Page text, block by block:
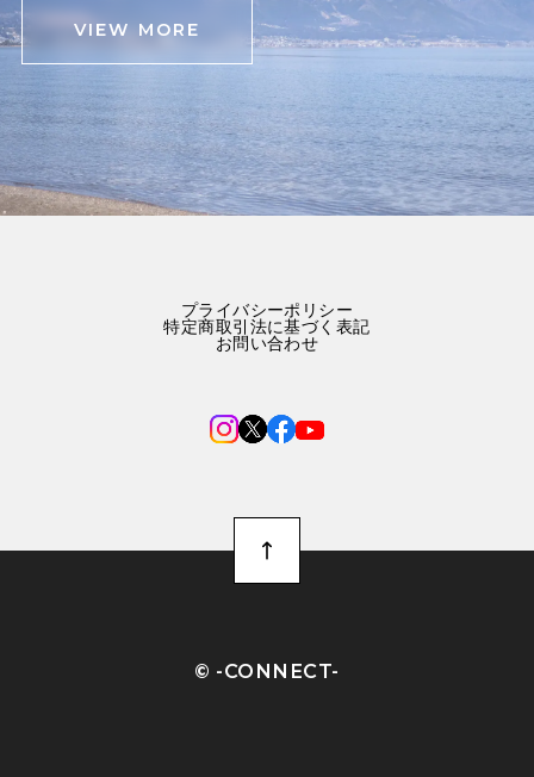
VIEW MORE
プライバシーポリシー
特定商取引法に基づく表記
お問い合わせ
©︎ -CONNECT-